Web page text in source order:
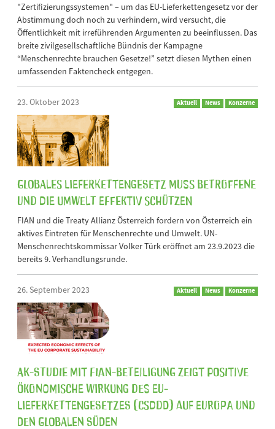
"Zertifizierungssystemen" – um das EU-Lieferkettengesetz vor der
Abstimmung doch noch zu verhindern, wird versucht, die
Öffentlichkeit mit irreführenden Argumenten zu beeinflussen. Das
breite zivilgesellschaftliche Bündnis der Kampagne
“Menschenrechte brauchen Gesetze!” setzt diesen Mythen einen
umfassenden Faktencheck entgegen.
23. Oktober 2023 Aktuell News Konzerne
Globales Lieferkettengesetz muss Betroffene
und die Umwelt effektiv schützen
FIAN und die Treaty Allianz Österreich fordern von Österreich ein
aktives Eintreten für Menschenrechte und Umwelt. UN-
Menschenrechtskommissar Volker Türk eröffnet am 23.9.2023 die
bereits 9. Verhandlungsrunde.
26. September 2023 Aktuell News Konzerne
AK-Studie mit FIAN-Beteiligung zeigt positive
ökonomische Wirkung des EU-
Lieferkettengesetzes (CSDDD) auf Europa und
den Globalen Süden